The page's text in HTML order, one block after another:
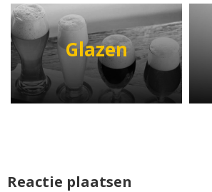
Glazen
Reactie plaatsen